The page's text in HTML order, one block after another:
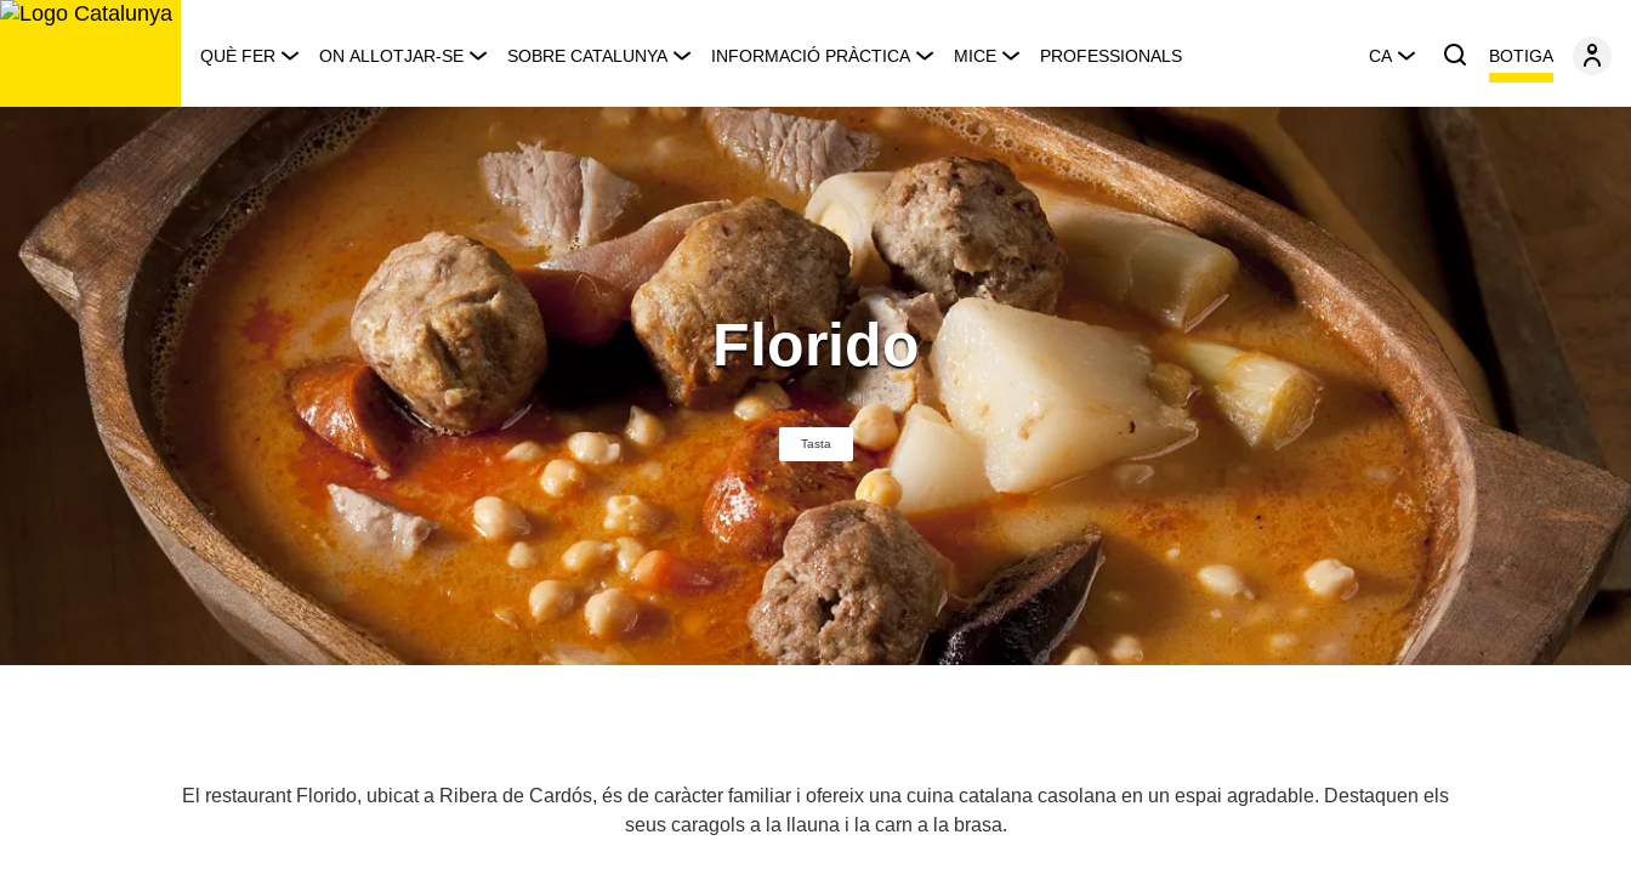
Saltar
QUÈ FER ON ALLOTJAR-SE SOBRE CATALUNYA INFORMACIÓ PRÀCTICA MICE PROFESSIONALS CA BOTIGA
Florido
Tasta
El restaurant Florido, ubicat a Ribera de Cardós, és de caràcter familiar i ofereix una cuina catalana casolana en un espai agradable. Destaquen els
seus caragols a la llauna i la carn a la brasa.